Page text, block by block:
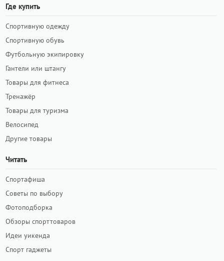
Где купить
Спортивную одежду
Спортивную обувь
Футбольную экипировку
Гантели или штангу
Товары для фитнеса
Тренажёр
Товары для туризма
Велосипед
Другие товары
Читать
Спортафиша
Советы по выбору
Фотоподборка
Обзоры спорттоваров
Идеи уикенда
Спорт гаджеты